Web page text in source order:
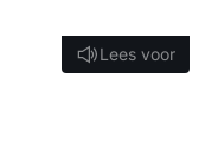
Lees voor
Lees voor